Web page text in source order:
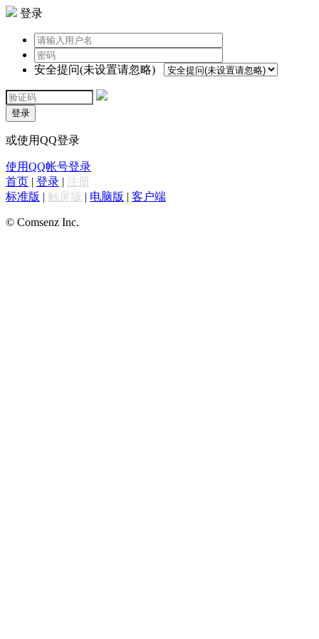
登录
安全提问(未设置请忽略)
登录
或使用QQ登录
使用QQ帐号登录
首页 | 登录 | 注册
标准版 | 触屏版 | 电脑版 | 客户端
© Comsenz Inc.